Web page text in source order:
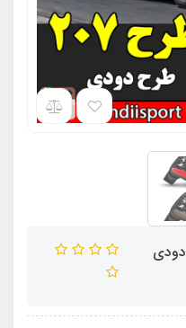
چراغ عقب طرح 207 برای 206 دودی